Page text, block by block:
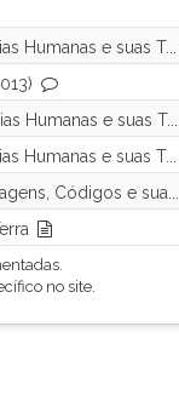
Humanas e suas T...
Humanas e suas T...
Humanas e suas T...
Códigos e sua...
no site.